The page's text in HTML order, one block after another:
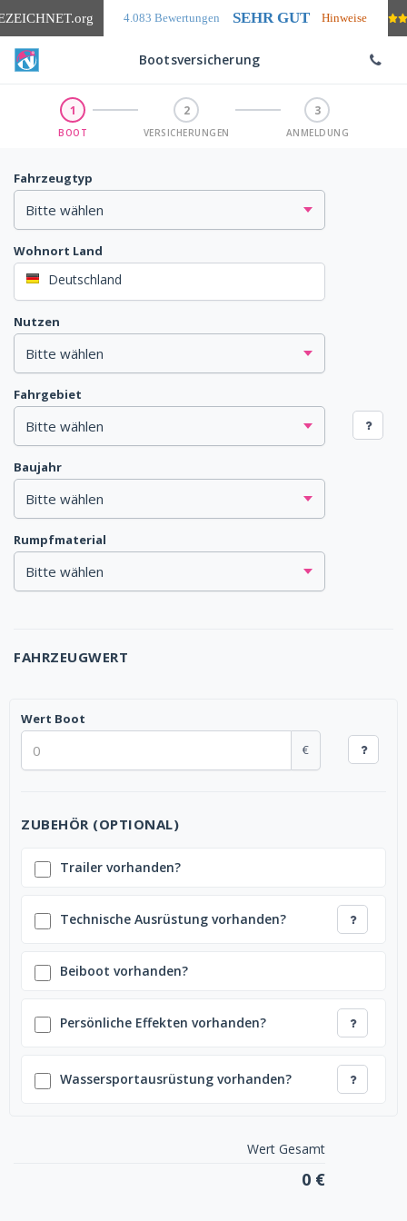
.org 4.083 Bewertungen SEHR GUT Hinweise
Bootsversicherung
1
BOOT
2
VERSICHERUNGEN
3
ANMELDUNG
Fahrzeugtyp
Wohnort Land
Deutschland
Nutzen
Fahrgebiet
Baujahr
Rumpfmaterial
FAHRZEUGWERT
Wert Boot
€
ZUBEHÖR (OPTIONAL)
Trailer vorhanden?
Technische Ausrüstung vorhanden?
Beiboot vorhanden?
Persönliche Effekten vorhanden?
Wassersportausrüstung vorhanden?
Wert Gesamt
0 €